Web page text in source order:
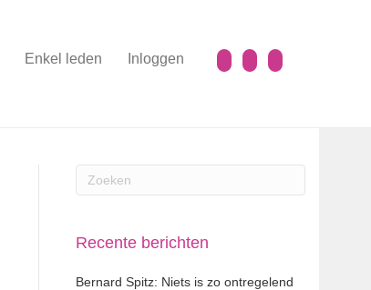
Enkel leden Inloggen
Recente berichten
Bernard Spitz: Niets is zo ontregelend